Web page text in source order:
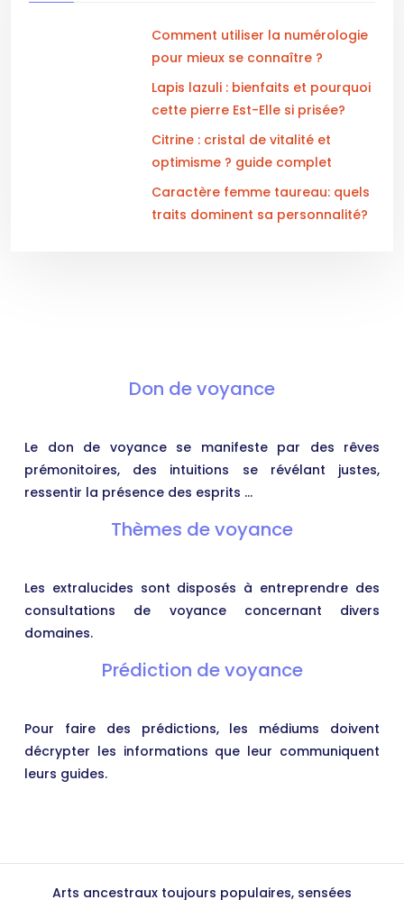
Comment utiliser la numérologie
pour mieux se connaître ?
Lapis lazuli : bienfaits et pourquoi
cette pierre Est-Elle si prisée?
Citrine : cristal de vitalité et
optimisme ? guide complet
Caractère femme taureau: quels
traits dominent sa personnalité?
Don de voyance
Le don de voyance se manifeste par des rêves
prémonitoires, des intuitions se révélant justes,
ressentir la présence des esprits …
Thèmes de voyance
Les extralucides sont disposés à entreprendre des
consultations de voyance concernant divers
domaines.
Prédiction de voyance
Pour faire des prédictions, les médiums doivent
décrypter les informations que leur communiquent
leurs guides.
Arts ancestraux toujours populaires, sensées